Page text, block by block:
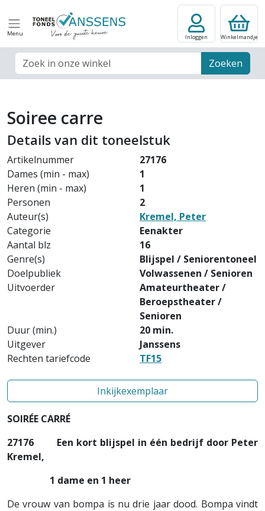
Menu
Zoek veld Zoeken
Inloggen Winkelmandje
Soiree carre
Details van dit toneelstuk
Artikelnummer
27176
Dames (min - max)
1
Heren (min - max)
1
Personen
2
Auteur(s)
Kremel, Peter
Categorie
Eenakter
Aantal blz
16
Genre(s)
Blijspel / Seniorentoneel
Doelpubliek
Volwassenen / Senioren
Uitvoerder
Amateurtheater /
Beroepstheater /
Senioren
Duur (min.)
20 min.
Uitgever
Janssens
Rechten tariefcode
TF15
Inkijkexemplaar
SOIRÉE CARRÉ
27176
Een kort blijspel in één bedrijf door Peter
Kremel,
1 dame en 1 heer
De vrouw van bompa is nu drie jaar dood. Bompa vindt